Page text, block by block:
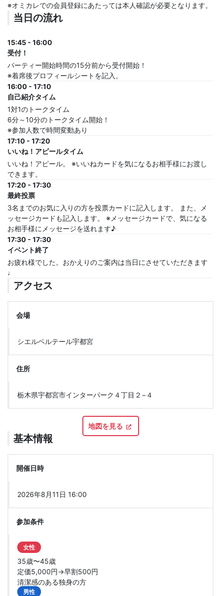
※オミカレでの会員登録にあたっては本人確認が必要となります。
当日の流れ
15:45 - 16:00
受付！
パーティー開始時間の15分前から受付開始！
※着席後プロフィールシートを記入。
16:00 - 17:10
自己紹介タイム
1対1のトークタイム
6分～10分のトークタイム開始！
※参加人数で時間変動あり
17:10 - 17:20
いいね！アピールタイム
いいね！アピール。 ※いいねカードを気になるお相手様にお渡し
できます。
17:20 - 17:30
最終投票
3名までのお気に入りの方を投票カードに記入します。 また、メ
ッセージカードも記入します。 ※メッセージカードで、気になる
お相手様にメッセージを送れます♪
17:30 - 17:30
イベント終了
お疲れ様でした。おかえりのご案内は当日にさせていただきます
♩
アクセス
会場
シエルベルテール宇都宮
住所
栃木県宇都宮市インターパーク４丁目２−４
地図を見る
基本情報
開催日時
2026年8月11日 16:00
参加条件
女性
35歳〜45歳
定価5,000円→早割500円
清潔感のある独身の方
男性